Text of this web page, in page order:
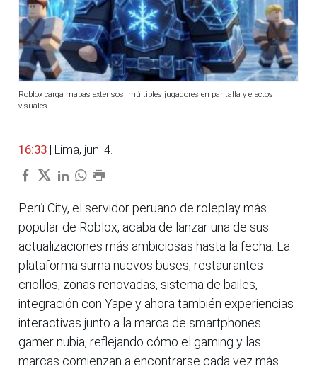
Roblox carga mapas extensos, múltiples jugadores en pantalla y efectos
visuales.
16:33 | Lima, jun. 4.
Perú City, el servidor peruano de roleplay más
popular de Roblox, acaba de lanzar una de sus
actualizaciones más ambiciosas hasta la fecha. La
plataforma suma nuevos buses, restaurantes
criollos, zonas renovadas, sistema de bailes,
integración con Yape y ahora también experiencias
interactivas junto a la marca de smartphones
gamer nubia, reflejando cómo el gaming y las
marcas comienzan a encontrarse cada vez más